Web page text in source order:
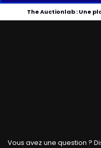
The Auctionlab : Une
Vous avez une question ?